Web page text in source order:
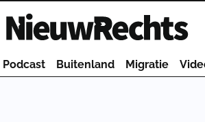
Homepage van NieuwRechts
Podcast Buitenland Migratie